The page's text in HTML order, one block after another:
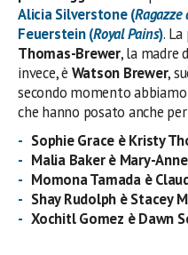
Alicia Silverstone(Ragazze
Feuerstein(Royal Pains).
Thomas-Brewer, la madre
invece, è Watson Brewer,
secondo momento
che hanno posato anche
Sophie Grace è Kristy
Malia Baker è Mary-
Momona Tamada è
Shay Rudolph è Stacey
Xochitl Gomez è Dawn